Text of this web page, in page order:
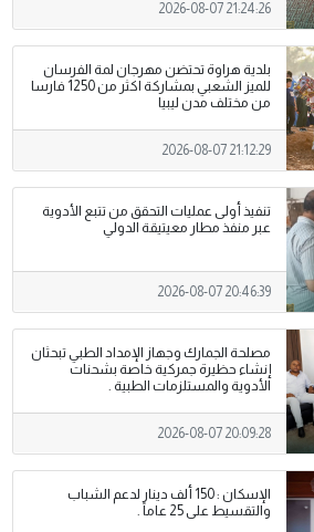
2026-08-07 21:24:26
بلدية هراوة تحتضن مهرجان لمة الفرسان
للميز الشعبي بمشاركة اكثر من 1250 فارسا
من مختلف مدن ليبيا
2026-08-07 21:12:29
تنفيذ أولى عمليات التحقق من تتبع الأدوية
عبر منفذ مطار معيتيقة الدولي
2026-08-07 20:46:39
مصلحة الجمارك وجهاز الإمداد الطبي تبحثان
إنشاء حظيرة جمركية خاصة بشحنات
الأدوية والمستلزمات الطبية .
2026-08-07 20:09:28
الإسكان : 150 ألف دينار لدعم الشباب
والتقسيط على 25 عاماً .